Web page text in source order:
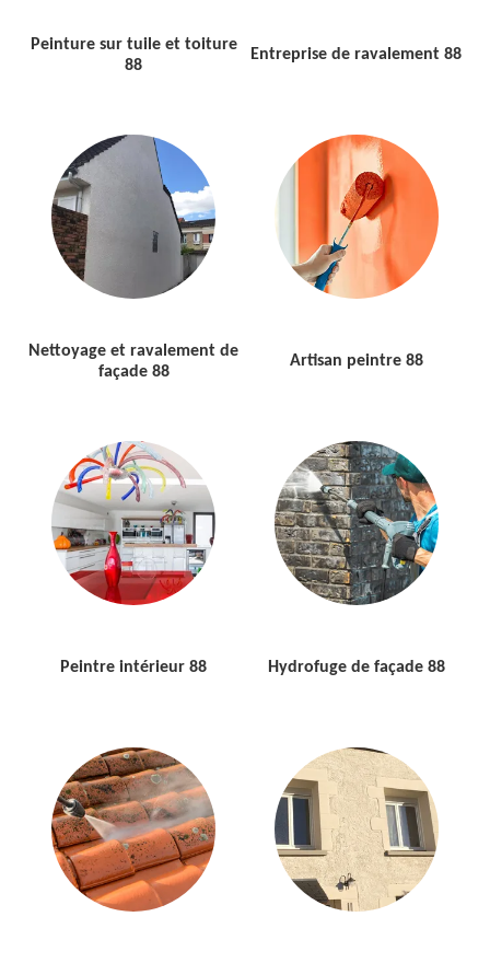
Peinture sur tuile et toiture
88
Entreprise de ravalement 88
Nettoyage et ravalement de
façade 88
Artisan peintre 88
Peintre intérieur 88 Hydrofuge de façade 88